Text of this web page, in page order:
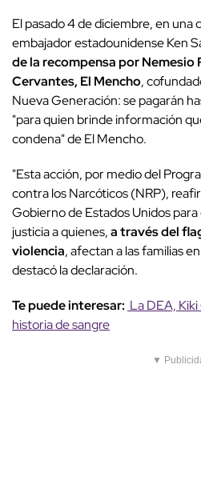
El pasado 4 de diciembre, en una
embajador estadounidense Ken
de la recompensa por Nemesio
Cervantes, El Mencho,
Nueva Generación: se pagarán
"para quien brinde información
condena" de El Mencho.
"Esta acción, por medio del
contra los Narcóticos (NRP),
Gobierno de Estados Unidos
justicia a quienes,a través del
violencia, afectan a las familias
destacó la declaración.
Te puede interesar: La DEA,
historia de sangre
▼